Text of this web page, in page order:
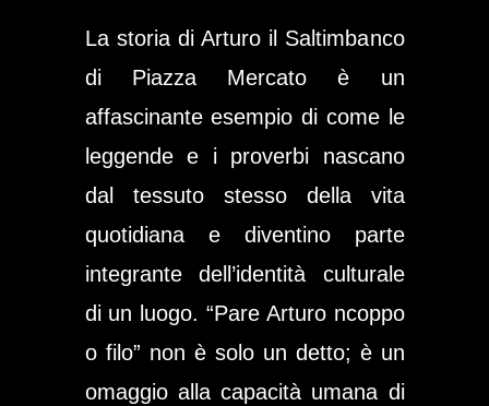
La storia di Arturo il Saltimbanco
di Piazza Mercato è un
affascinante esempio di come le
leggende e i proverbi nascano
dal tessuto stesso della vita
quotidiana e diventino parte
integrante dell’identità culturale
di un luogo. “Pare Arturo ncoppo
o filo” non è solo un detto; è un
omaggio alla capacità umana di